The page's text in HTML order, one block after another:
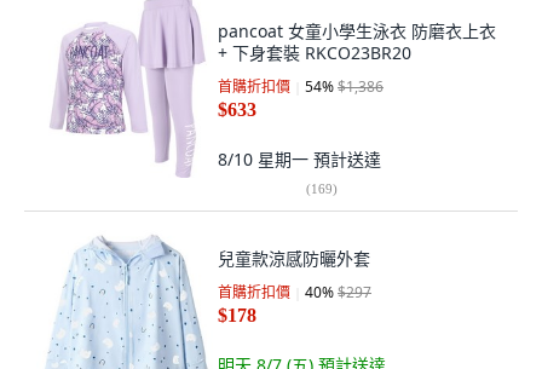
pancoat 女童小學生泳衣 防磨衣上衣
+ 下身套裝 RKCO23BR20
首購折扣價 54%$1,386
$633
8/10 星期一 預計送達
(169)
兒童款涼感防曬外套
首購折扣價 40%$297
$178